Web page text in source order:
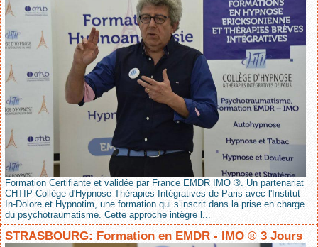
Formation Certifiante et validée par France EMDR IMO ®. Un partenariat
CHTIP Collège d'Hypnose Thérapies Intégratives de Paris avec l'Institut
In-Dolore et Hypnotim, une formation qui s’inscrit dans la prise en charge
du psychotraumatisme. Cette approche intègre l...
STRASBOURG: Formation en EMDR - IMO ® 3 Jours